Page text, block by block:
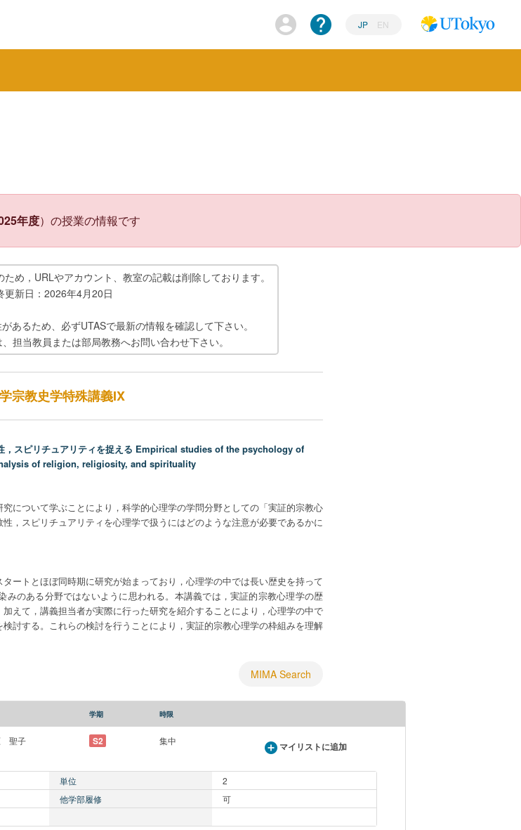
JP EN
年度）の授業の情報です
め，URLやアカウント、教室の記載は削除しております。
更新日：2026年4月20日
あるため、必ずUTASで最新の情報を確認して下さい。
担当教員または部局教務へお問い合わせ下さい。
宗教史学特殊講義IX
，スピリチュアリティを捉える Empirical studies of the psychology of
of religion, religiosity, and spirituality
について学ぶことにより，科学的心理学の学問分野としての「実証的宗教心
，スピリチュアリティを心理学で扱うにはどのような注意が必要であるかに
ートとほぼ同時期に研究が始まっており，心理学の中では長い歴史を持って
みのある分野ではないように思われる。本講義では，実証的宗教心理学の歴
えて，講義担当者が実際に行った研究を紹介することにより，心理学の中で
討する。これらの検討を行うことにより，実証的宗教心理学の枠組みを理解
MIMA Search
学期 時限
聖子 S2 集中 マイリストに追加
単位
2
他学部履修
可